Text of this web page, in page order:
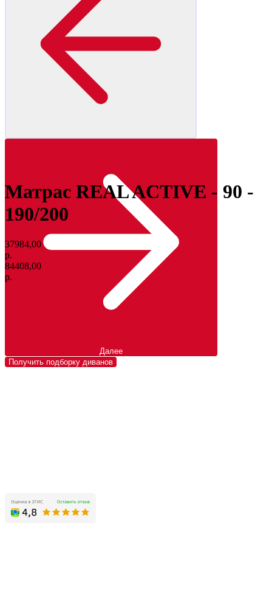
Далее
Получить подборку диванов
Матрас REAL ACTIVE - 90 -
190/200
37984,00
р.
84408,00
р.